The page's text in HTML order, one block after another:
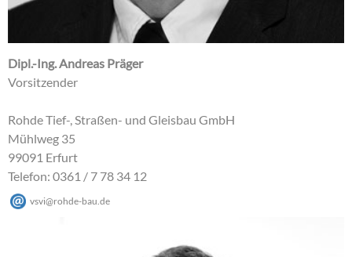
Dipl.-Ing. Andreas Präger
Vorsitzender
Rohde Tief-, Straßen- und Gleisbau GmbH
Mühlweg 35
99091 Erfurt
Telefon: 0361 / 7 78 34 12
vsvi@rohde-bau de